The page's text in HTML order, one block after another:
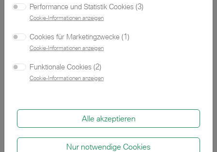
Kontaktieren Sie uns! Täglich gibt es neue
Jahreswagen in unserem BMW Pool.
Zu unseren Neuwagen
Performance und Statistik Cookies (3)
Cookie-Informationen anzeigen
Cookies für Marketingzwecke (1)
Cookie-Informationen anzeigen
Funktionale Cookies (2)
Cookie-Informationen anzeigen
Alle akzeptieren
Nur notwendige Cookies